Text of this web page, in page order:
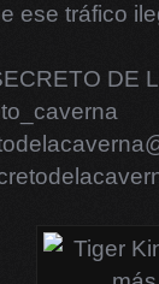
ese tráfico
DE